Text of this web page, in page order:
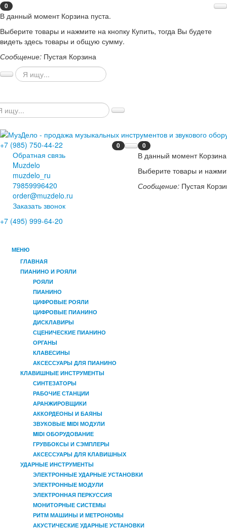
0
В данный момент Корзина пуста.
Выберите товары и нажмите на кнопку Купить, тогда Вы будете
видеть здесь товары и общую сумму.
Сообщение: Пустая Корзина
+7 (985) 750-44-22
Обратная связь
Muzdelo
muzdelo_ru
79859996420
order@muzdelo.ru
Заказать звонок
+7 (495) 999-64-20
0
В данный момент Корзина
Выберите товары и
Сообщение: Пустая
0
МЕНЮ
ГЛАВНАЯ
ПИАНИНО И РОЯЛИ
РОЯЛИ
ПИАНИНО
ЦИФРОВЫЕ РОЯЛИ
ЦИФРОВЫЕ ПИАНИНО
ДИСКЛАВИРЫ
СЦЕНИЧЕСКИЕ ПИАНИНО
ОРГАНЫ
КЛАВЕСИНЫ
АКСЕССУАРЫ ДЛЯ ПИАНИНО
КЛАВИШНЫЕ ИНСТРУМЕНТЫ
СИНТЕЗАТОРЫ
РАБОЧИЕ СТАНЦИИ
АРАНЖИРОВЩИКИ
АККОРДЕОНЫ И БАЯНЫ
ЗВУКОВЫЕ MIDI МОДУЛИ
MIDI ОБОРУДОВАНИЕ
ГРУВБОКСЫ И СЭМПЛЕРЫ
АКСЕССУАРЫ ДЛЯ КЛАВИШНЫХ
УДАРНЫЕ ИНСТРУМЕНТЫ
ЭЛЕКТРОННЫЕ УДАРНЫЕ УСТАНОВКИ
ЭЛЕКТРОННЫЕ МОДУЛИ
ЭЛЕКТРОННАЯ ПЕРКУССИЯ
МОНИТОРНЫЕ СИСТЕМЫ
РИТМ МАШИНЫ И МЕТРОНОМЫ
АКУСТИЧЕСКИЕ УДАРНЫЕ УСТАНОВКИ